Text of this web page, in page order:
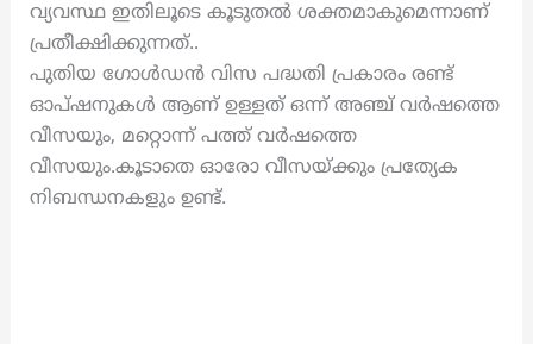
വ്യവസ്ഥ ഇതിലൂടെ കൂടുതൽ ശക്തമാകുമെന്നാണ്
പ്രതീക്ഷിക്കുന്നത്..
പുതിയ ഗോള്‍ഡന്‍ വിസ പദ്ധതി പ്രകാരം രണ്ട്
ഓപ്ഷനുകൾ ആണ് ഉള്ളത് ഒന്ന് അഞ്ച് വർഷത്തെ
വീസയും, മറ്റൊന്ന് പത്ത് വർഷത്തെ
വീസയും.കൂടാതെ ഓരോ വീസയ്ക്കും പ്രത്യേക
നിബന്ധനകളും ഉണ്ട്.